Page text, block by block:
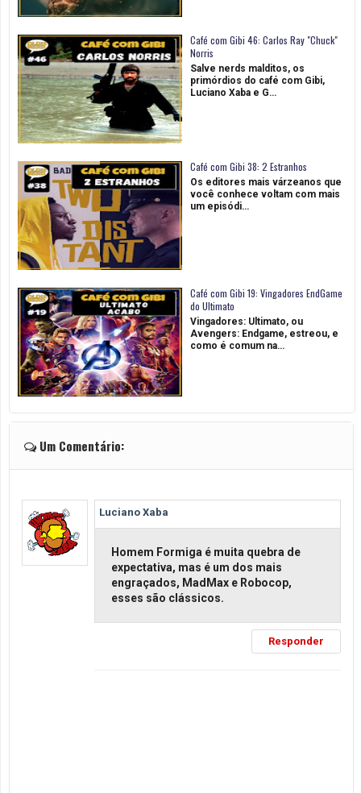
Café com Gibi 46: Carlos Ray "Chuck"
Norris
Salve nerds malditos, os
primórdios do café com Gibi,
Luciano Xaba e G…
Café com Gibi 38: 2 Estranhos
Os editores mais várzeanos que
você conhece voltam com mais
um episódi…
Café com Gibi 19: Vingadores EndGame
do Ultimato
Vingadores: Ultimato, ou
Avengers: Endgame, estreou, e
como é comum na…
Um Comentário:
Luciano Xaba
Homem Formiga é muita quebra de
expectativa, mas é um dos mais
engraçados, MadMax e Robocop,
esses são clássicos.
Responder